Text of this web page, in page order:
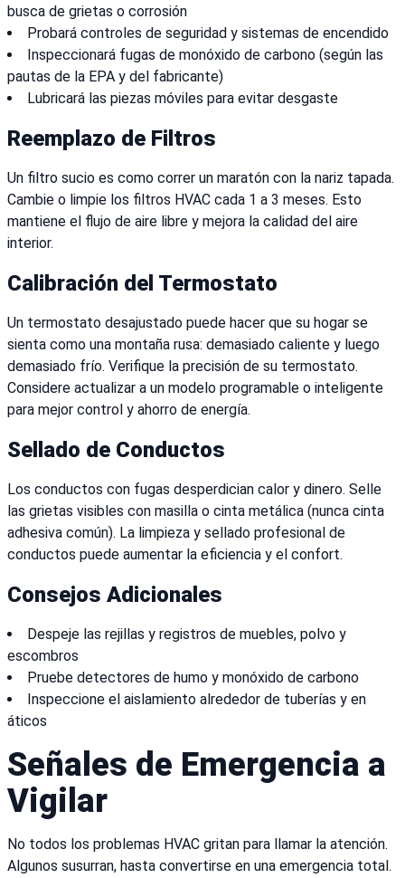
busca de grietas o corrosión
Probará controles de seguridad y sistemas de encendido
Inspeccionará fugas de monóxido de carbono (según las
pautas de la EPA y del fabricante)
Lubricará las piezas móviles para evitar desgaste
Reemplazo de Filtros
Un filtro sucio es como correr un maratón con la nariz tapada.
Cambie o limpie los filtros HVAC cada 1 a 3 meses. Esto
mantiene el flujo de aire libre y mejora la calidad del aire
interior.
Calibración del Termostato
Un termostato desajustado puede hacer que su hogar se
sienta como una montaña rusa: demasiado caliente y luego
demasiado frío. Verifique la precisión de su termostato.
Considere actualizar a un modelo programable o inteligente
para mejor control y ahorro de energía.
Sellado de Conductos
Los conductos con fugas desperdician calor y dinero. Selle
las grietas visibles con masilla o cinta metálica (nunca cinta
adhesiva común). La limpieza y sellado profesional de
conductos puede aumentar la eficiencia y el confort.
Consejos Adicionales
Despeje las rejillas y registros de muebles, polvo y
escombros
Pruebe detectores de humo y monóxido de carbono
Inspeccione el aislamiento alrededor de tuberías y en
áticos
Señales de Emergencia a
Vigilar
No todos los problemas HVAC gritan para llamar la atención.
Algunos susurran, hasta convertirse en una emergencia total.